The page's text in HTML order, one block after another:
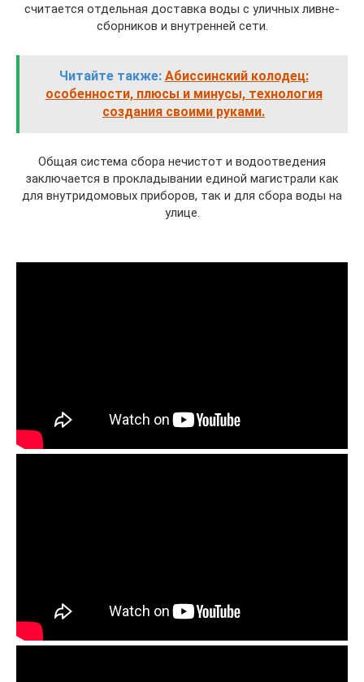
считается отдельная доставка воды с уличных ливне-
сборников и внутренней сети.
Читайте также: Абиссинский колодец:
особенности, плюсы и минусы, технология
создания своими руками.
Общая система сбора нечистот и водоотведения
заключается в прокладывании единой магистрали как
для внутридомовых приборов, так и для сбора воды на
улице.